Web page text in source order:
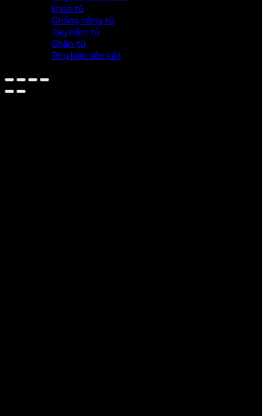
khoá tủ
Chống nâng tủ
Tay nắm tủ
Chân tủ
Phụ kiện liên kết